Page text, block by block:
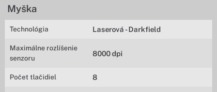
Myška
Technológia Laserová - Darkfield
Maximálne rozlíšenie
senzoru
8000 dpi
Počet tlačidiel 8